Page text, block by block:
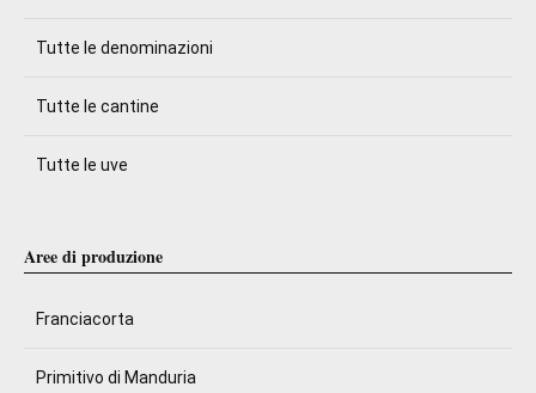
Tutte le denominazioni
Tutte le cantine
Tutte le uve
Aree di produzione
Franciacorta
Primitivo di Manduria